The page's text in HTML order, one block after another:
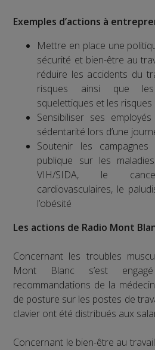
Exemples d’actions à
Mettre en place une
sécurité et bien-être au
réduire les accidents du
risques ainsi que
squelettiques et les
Sensibiliser ses
sédentarité lors d’une
Soutenir les
publique sur les
VIH/SIDA, le
cardiovasculaires, le
l’obésité
Les actions de Radio Mont
Concernant les troubles
Mont Blanc s’est
recommandations de la
de posture sur les postes de
clavier ont été distribués aux
Concernant le bien-être au